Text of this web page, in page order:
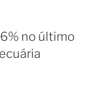
no último